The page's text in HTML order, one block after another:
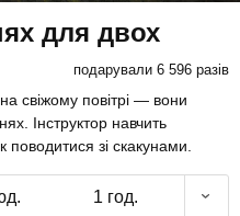
для двох
подарували 6 596 разів
свіжому повітрі — вони
Інструктор навчить
поводитися зі скакунами.
1 год.